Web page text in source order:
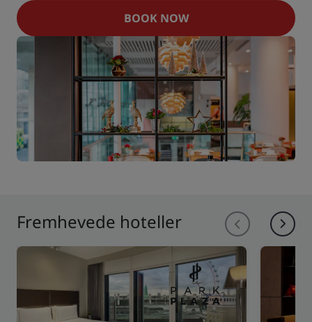
BOOK NOW
Fremhevede hoteller